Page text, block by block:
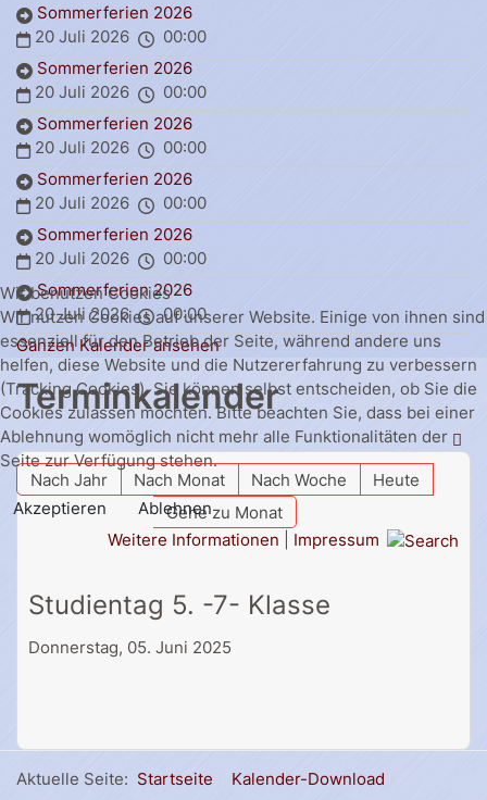
Sommerferien 2026
20 Juli 2026
00:00
Sommerferien 2026
20 Juli 2026
00:00
Sommerferien 2026
20 Juli 2026
00:00
Sommerferien 2026
20 Juli 2026
00:00
Sommerferien 2026
20 Juli 2026
00:00
Sommerferien 2026
20 Juli 2026
00:00
Ganzen Kalender ansehen
Terminkalender
Nach Jahr Nach Monat Nach Woche
Heute
Gehe zu Monat
Studientag 5. -7- Klasse
Donnerstag, 05. Juni 2025
Aktuelle Seite: Startseite
Kalender-Download
Wir benutzen Cookies
Wir nutzen Cookies auf unserer Website. Einige von ihnen sind
essenziell für den Betrieb der Seite, während andere uns
helfen, diese Website und die Nutzererfahrung zu verbessern
(Tracking Cookies). Sie können selbst entscheiden, ob Sie die
Cookies zulassen möchten. Bitte beachten Sie, dass bei einer
Ablehnung womöglich nicht mehr alle Funktionalitäten der
Seite zur Verfügung stehen.
Akzeptieren
Ablehnen
Weitere Informationen
Impressum